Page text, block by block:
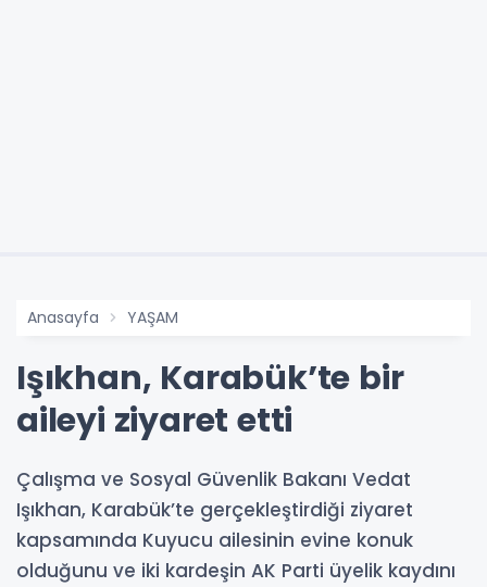
Anasayfa YAŞAM
Işıkhan, Karabük’te bir
aileyi ziyaret etti
Çalışma ve Sosyal Güvenlik Bakanı Vedat
Işıkhan, Karabük’te gerçekleştirdiği ziyaret
kapsamında Kuyucu ailesinin evine konuk
olduğunu ve iki kardeşin AK Parti üyelik kaydını